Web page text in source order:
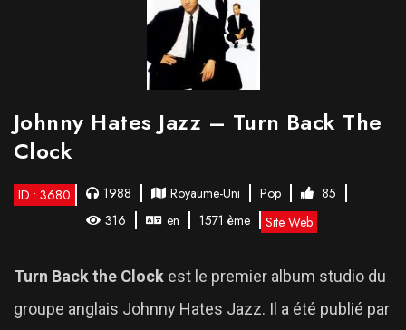
Johnny Hates Jazz – Turn Back The
Clock
ID : 3680 1988 Royaume-Uni Pop
85
316
en 1571 ème Site Web
Turn Back the Clock est le premier album studio du
groupe anglais Johnny Hates Jazz. Il a été publié par